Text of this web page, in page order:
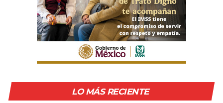
LO MÁS RECIENTE